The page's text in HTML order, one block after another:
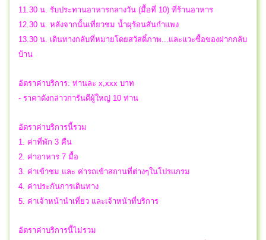
11.30 น. รับประทานอาหารกลางวัน (มื้อที่ 10) ที่ร้านอาหาร
12.30 น. หลังจากนั้นเที่ยวชม น้ำผุร้อนสันกำแพง
13.30 น. เดินทางกลับที่หมายโดยสวัสดิ์ภาพ...และแวะซื้อของฝากกลับ
บ้าน
อัตราค่าบริการ: ท่านละ x,xxx บาท
- ราคาดังกล่าวการันตีผู้ใหญ่ 10 ท่าน
อัตราค่าบริการนี้รวม
1. ค่าที่พัก 3 คืน
2. ค่าอาหาร 7 มื้อ
3. ค่าเข้าชม และ ค่ารถเข้าสถานที่ต่างๆในโปรแกรม
4. ค่าประกันการเดินทาง
5. ค่าเจ้าหน้านำเที่ยว และเจ้าหน้าที่บริการ
อัตราค่าบริการนี้ไม่รวม